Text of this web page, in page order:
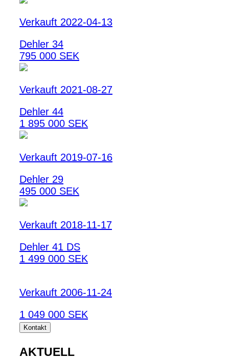
Verkauft 2022-04-13
Dehler 34
795 000 SEK
Verkauft 2021-08-27
Dehler 44
1 895 000 SEK
Verkauft 2019-07-16
Dehler 29
495 000 SEK
Verkauft 2018-11-17
Dehler 41 DS
1 499 000 SEK
Verkauft 2006-11-24
1 049 000 SEK
Kontakt
AKTUELL